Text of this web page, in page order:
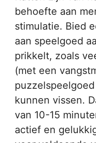
behoefte aan
stimulatie. Bied
aan speelgoed
prikkelt, zoals
(met een
kunnen vissen.
van 10-15
actief en